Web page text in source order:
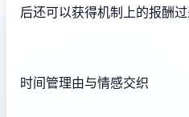
后还可以获得机制上的报酬过
时间管理由与情感交织